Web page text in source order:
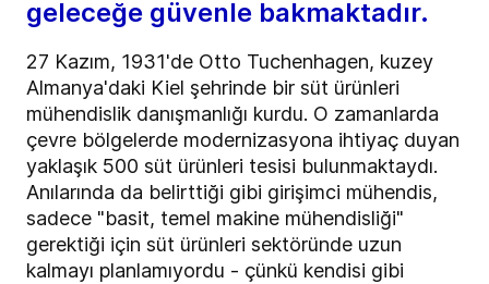
geleceğe güvenle bakmaktadır.
27 Kazım, 1931'de Otto Tuchenhagen, kuzey
Almanya'daki Kiel şehrinde bir süt ürünleri
mühendislik danışmanlığı kurdu. O zamanlarda
çevre bölgelerde modernizasyona ihtiyaç duyan
yaklaşık 500 süt ürünleri tesisi bulunmaktaydı.
Anılarında da belirttiği gibi girişimci mühendis,
sadece "basit, temel makine mühendisliği"
gerektiği için süt ürünleri sektöründe uzun
kalmayı planlamıyordu - çünkü kendisi gibi